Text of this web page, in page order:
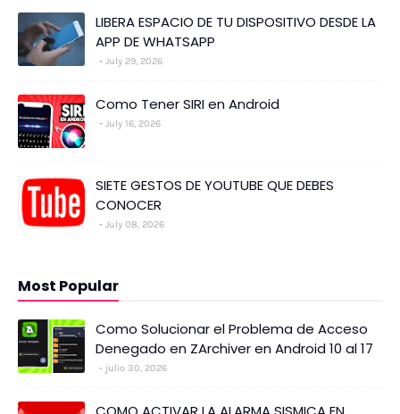
LIBERA ESPACIO DE TU DISPOSITIVO DESDE LA
APP DE WHATSAPP
July 29, 2026
Como Tener SIRI en Android
July 16, 2026
SIETE GESTOS DE YOUTUBE QUE DEBES
CONOCER
July 08, 2026
Most Popular
Como Solucionar el Problema de Acceso
Denegado en ZArchiver en Android 10 al 17
julio 30, 2026